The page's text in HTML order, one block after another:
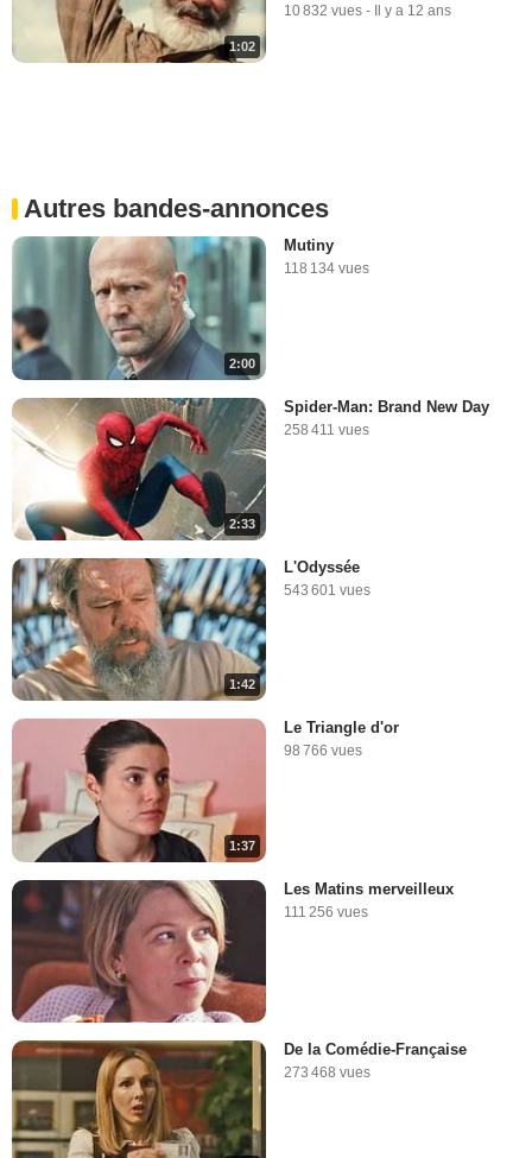
1:02
10 832 vues - Il y a 12 ans
Autres bandes-annonces
2:00
Mutiny
118 134 vues
2:33
Spider-Man: Brand New Day
258 411 vues
1:42
L'Odyssée
543 601 vues
1:37
Le Triangle d'or
98 766 vues
Les Matins merveilleux
111 256 vues
De la Comédie-Française
273 468 vues